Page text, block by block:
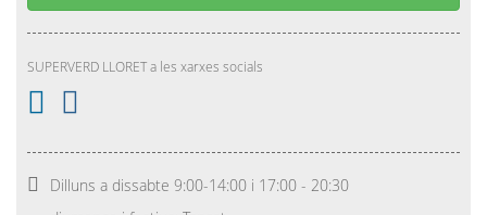
SUPERVERD LLORET a les xarxes socials
Dilluns a dissabte 9:00-14:00 i 17:00 - 20:30